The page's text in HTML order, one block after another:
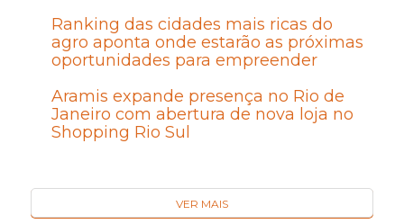
Ranking das cidades mais ricas do
agro aponta onde estarão as próximas
oportunidades para empreender
Aramis expande presença no Rio de
Janeiro com abertura de nova loja no
Shopping Rio Sul
VER MAIS